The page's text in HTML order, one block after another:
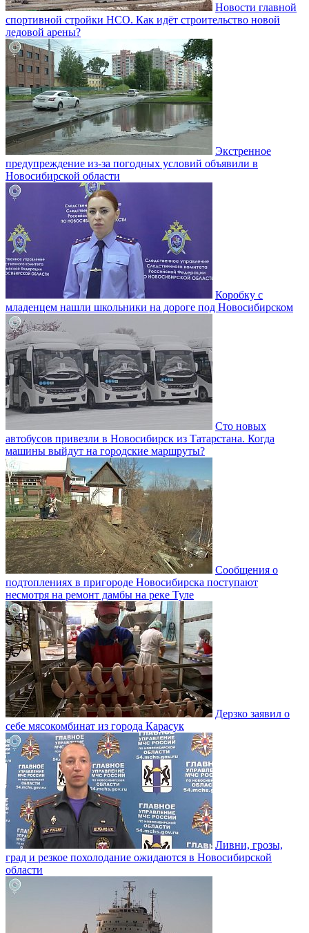
Новости главной
спортивной стройки НСО. Как идёт строительство новой
ледовой арены?
Экстренное
предупреждение из-за погодных условий объявили в
Новосибирской области
Коробку с
младенцем нашли школьники на дороге под Новосибирском
Сто новых
автобусов привезли в Новосибирск из Татарстана. Когда
машины выйдут на городские маршруты?
Сообщения о
подтоплениях в пригороде Новосибирска поступают
несмотря на ремонт дамбы на реке Туле
Дерзко заявил о
себе мясокомбинат из города Карасук
Ливни, грозы,
град и резкое похолодание ожидаются в Новосибирской
области